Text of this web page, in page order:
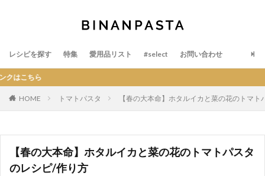
レシピを探す 特集 愛用品リスト #select お問い合わせ
HOME トマトパスタ 【春の大本命】ホタルイカと菜の花のトマ
【春の大本命】ホタルイカと菜の花のトマトパスタ
のレシピ/作り方